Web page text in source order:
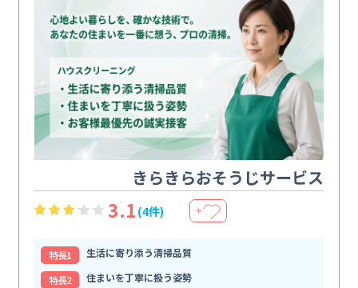
きらきらおそうじサービス
3.1 (4件) ＋
特⻑1
生活に寄り添う清掃品質
特⻑2
住まいを丁寧に扱う姿勢